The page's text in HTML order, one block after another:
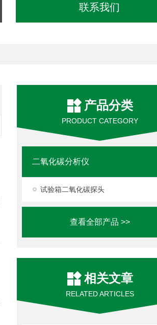
联系我们
产品分类
PRODUCT CATEGORY
二氧化碳分析仪
试验箱二氧化碳探头
查看全部产品 >>
相关文章
RELATED ARTICLES